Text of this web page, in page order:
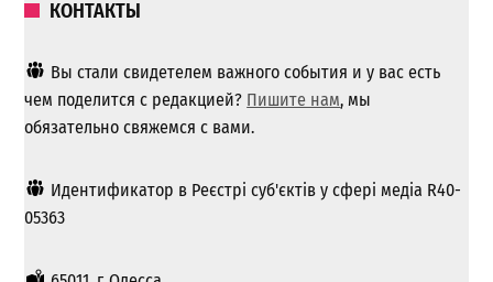
КОНТАКТЫ
Вы стали свидетелем важного события и у вас есть
чем поделится с редакцией? Пишите нам, мы
обязательно свяжемся с вами.
Идентификатор в Реєстрі суб'єктів у сфері медіа R40-
05363